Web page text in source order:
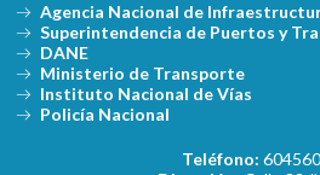
Agencia Nacional de
Superintendencia de Puertos y
DANE
Ministerio de Transporte
Instituto Nacional de Vías
Policía Nacional
Teléfono: